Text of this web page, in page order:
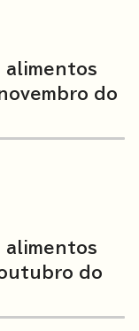
alimentos
do
alimentos
do